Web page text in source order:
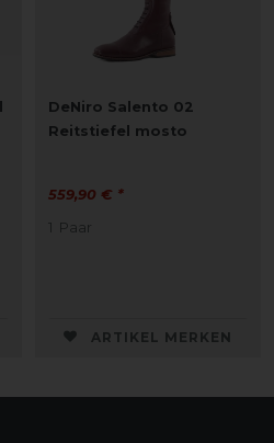
DeNiro Salento 02
Reitstiefel mosto
559,90 € *
1 Paar
ARTIKEL MERKEN